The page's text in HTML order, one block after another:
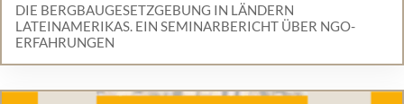
DIE BERGBAUGESETZGEBUNG IN LÄNDERN
LATEINAMERIKAS. EIN SEMINARBERICHT ÜBER NGO-
ERFAHRUNGEN